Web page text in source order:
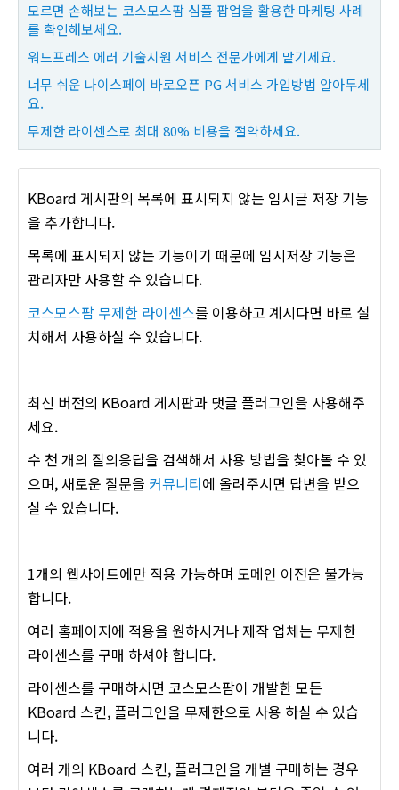
모르면 손해보는 코스모스팜 심플 팝업을 활용한 마케팅 사례
를 확인해보세요.
워드프레스 에러 기술지원 서비스 전문가에게 맡기세요.
너무 쉬운 나이스페이 바로오픈 PG 서비스 가입방법 알아두세
요.
무제한 라이센스로 최대 80% 비용을 절약하세요.
KBoard 게시판의 목록에 표시되지 않는 임시글 저장 기능
을 추가합니다.
목록에 표시되지 않는 기능이기 때문에 임시저장 기능은
관리자만 사용할 수 있습니다.
코스모스팜 무제한 라이센스를 이용하고 계시다면 바로 설
치해서 사용하실 수 있습니다.
최신 버전의 KBoard 게시판과 댓글 플러그인을 사용해주
세요.
수 천 개의 질의응답을 검색해서 사용 방법을 찾아볼 수 있
으며, 새로운 질문을 커뮤니티에 올려주시면 답변을 받으
실 수 있습니다.
1개의 웹사이트에만 적용 가능하며 도메인 이전은 불가능
합니다.
여러 홈페이지에 적용을 원하시거나 제작 업체는 무제한
라이센스를 구매 하셔야 합니다.
라이센스를 구매하시면 코스모스팜이 개발한 모든
KBoard 스킨, 플러그인을 무제한으로 사용 하실 수 있습
니다.
여러 개의 KBoard 스킨, 플러그인을 개별 구매하는 경우